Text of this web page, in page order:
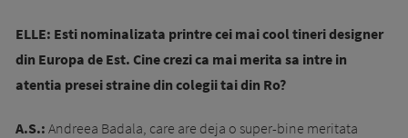
ELLE: Esti nominalizata printre cei mai cool tineri designer
din Europa de Est. Cine crezi ca mai merita sa intre in
atentia presei straine din colegii tai din Ro?
A.S.: Andreea Badala, care are deja o super-bine meritata